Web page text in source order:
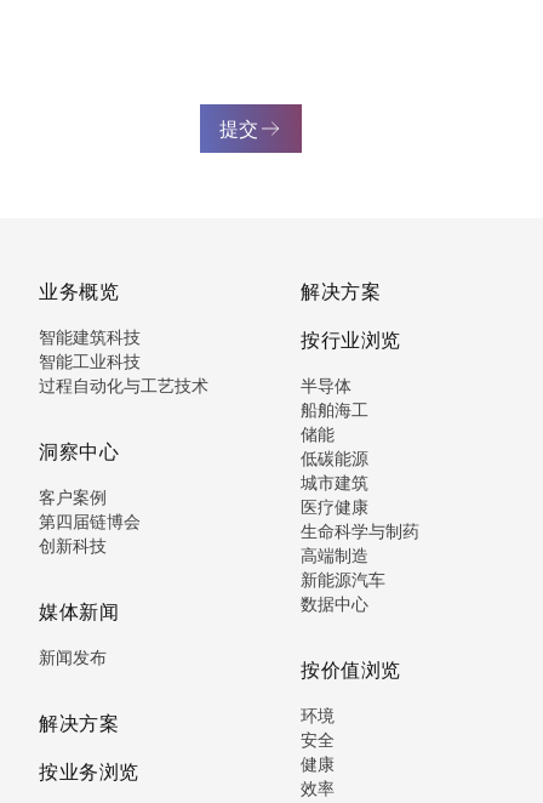
提交
业务概览
智能建筑科技
智能工业科技
过程自动化与工艺技术
洞察中心
客户案例
第四届链博会
创新科技
媒体新闻
新闻发布
解决方案
按业务浏览
解决方案
按行业浏览
半导体
船舶海工
储能
低碳能源
城市建筑
医疗健康
生命科学与制药
高端制造
新能源汽车
数据中心
按价值浏览
环境
安全
健康
效率